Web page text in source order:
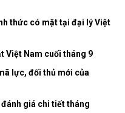
thức có mặt tại đại lý Việt
Việt Nam cuối tháng 9
lực, đối thủ mới của
giá chi tiết tháng